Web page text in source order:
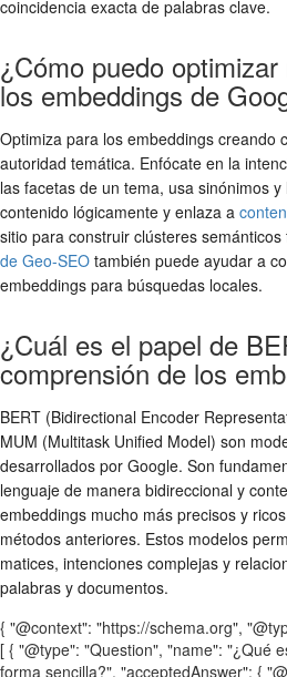
coincidencia exacta de palabras clave.
¿Cómo puedo
los embeddings de
Optimiza para los embeddings creando
autoridad temática. Enfócate en la
las facetas de un tema, usa sinónimos
contenido lógicamente y enlaza a
sitio para construir clústeres
de Geo-SEO también puede ayudar a
embeddings para búsquedas locales.
¿Cuál es el papel de
comprensión de los
BERT (Bidirectional Encoder
MUM (Multitask Unified Model) son
desarrollados por Google. Son
lenguaje de manera bidireccional y
embeddings mucho más precisos y
métodos anteriores. Estos modelos
matices, intenciones complejas y
palabras y documentos.
{ "@context": "https://schema.org",
[ { "@type": "Question", "name": "¿Qué
forma sencilla?", "acceptedAnswer": {